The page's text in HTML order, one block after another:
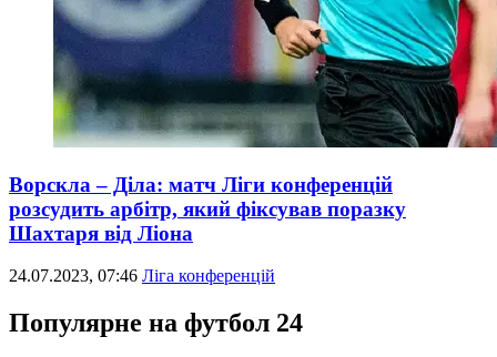
Ворскла – Діла: матч Ліги конференцій
розсудить арбітр, який фіксував поразку
Шахтаря від Ліона
24.07.2023, 07:46 Ліга конференцій
Популярне на футбол 24